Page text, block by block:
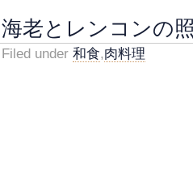
海老とレンコンの
Filed under 和食,肉料理